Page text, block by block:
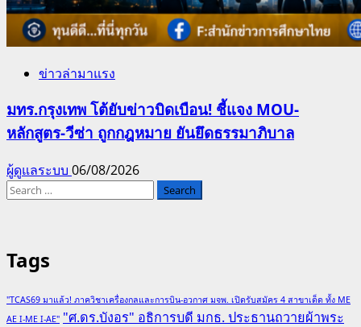
ข่าวล่ามาแรง
มทร.กรุงเทพ โต้ยับข่าวบิดเบือน! ชี้แจง MOU-
หลักสูตร-วีซ่า ถูกกฎหมาย ยันยึดธรรมาภิบาล
ผู้ดูแลระบบ 06/08/2026
Search
Tags
"TCAS69 มาแล้ว! ภาควิชาเครื่องกลและการบิน-อวกาศ มจพ. เปิดรับสมัคร 4 สาขาเด็ด ทั้ง ME
AE I-ME I-AE" "ศ.ดร.บังอร" อธิการบดี มกธ. ประธานถวายผ้าพระ